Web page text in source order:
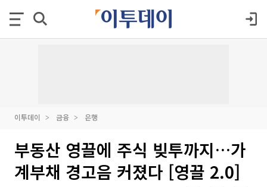
이투데이 금융 은행
부동산 영끌에 주식 빚투까지…가
계부채 경고음 커졌다 [영끌 2.0]